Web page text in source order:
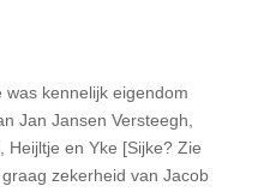
kennelijk eigendom
Jan Jansen Ver­steegh,
Heijltje en Yke [Sijke? Zie
zeker­heid van Jacob